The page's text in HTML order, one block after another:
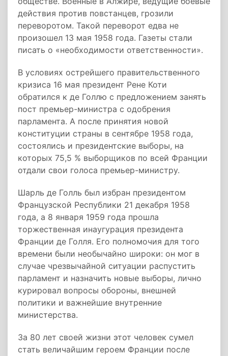
действия против повстанцев, грозили
переворотом. Такой переворот едва не
произошел 13 мая 1958 года. Газеты стали
писать о «необходимости ответственности».
В условиях острейшего правительственного
кризиса 16 мая президент Рене Коти
обратился к де Голлю с предложением занять
пост премьер-министра с одобрения
парламента. А после принятия новой
конституции страны в сентябре 1958 года,
состоялись и президентские выборы, на
которых 75,5 % выборщиков по всей Франции
отдали свои голоса премьер-министру.
Шарль де Голль был избран президентом
Французской Республики 21 декабря 1958
года, а 8 января 1959 года прошла
торжественная инаугурация президента
Франции де Голля. Его полномочия для того
времени были необычайно широки: он мог в
случае чрезвычайной ситуации распустить
парламент и назначить новые выборы, лично
курировал вопросы обороны, внешней
политики и важнейшие внутренние
министерства.
За 80 лет своей жизни этот человек сумел
стать величайшим героем Франции после